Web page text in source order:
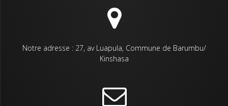
Notre adresse : 27, av Luapula, Commune de Barumbu/
Kinshasa